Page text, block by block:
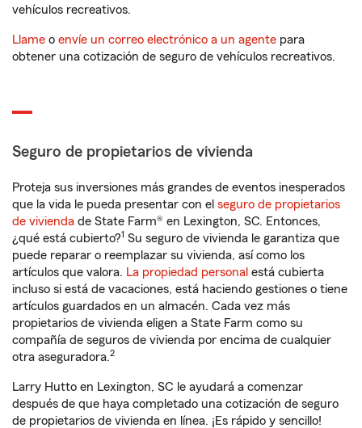
vehículos recreativos.
Llame o envíe un correo electrónico a un agente para
obtener una cotización de seguro de vehículos recreativos.
Seguro de propietarios de vivienda
Proteja sus inversiones más grandes de eventos inesperados
que la vida le pueda presentar con el seguro de propietarios
de vivienda de State Farm® en Lexington, SC. Entonces,
¿qué está cubierto?1 Su seguro de vivienda le garantiza que
puede reparar o reemplazar su vivienda, así como los
artículos que valora. La propiedad personal está cubierta
incluso si está de vacaciones, está haciendo gestiones o tiene
artículos guardados en un almacén. Cada vez más
propietarios de vivienda eligen a State Farm como su
compañía de seguros de vivienda por encima de cualquier
otra aseguradora.2
Larry Hutto en Lexington, SC le ayudará a comenzar
después de que haya completado una cotización de seguro
de propietarios de vivienda en línea. ¡Es rápido y sencillo!